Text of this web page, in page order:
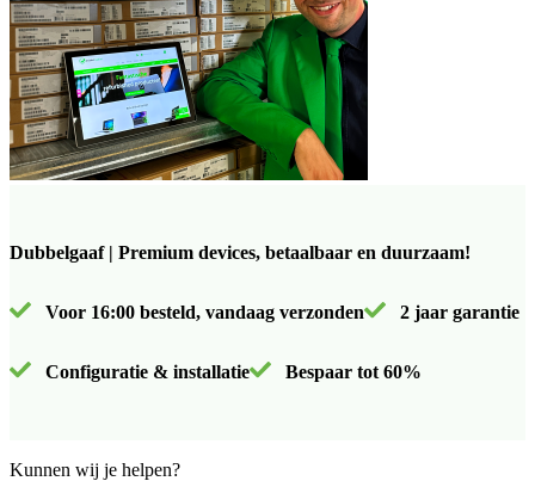
Dubbelgaaf | Premium devices, betaalbaar en duurzaam!
Voor 16:00 besteld, vandaag verzonden 2 jaar garantie
Configuratie & installatie Bespaar tot 60%
Kunnen wij je helpen?